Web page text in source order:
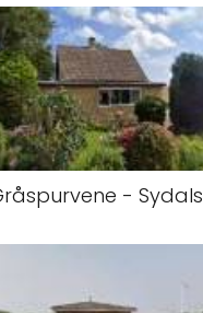
- Sydals